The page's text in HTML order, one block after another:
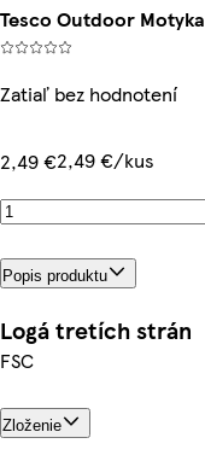
Tesco Outdoor Motyka
Zatiaľ bez hodnotení
2,49 €2,49 €/kus
Popis produktu
Logá tretích strán
FSC
Zloženie